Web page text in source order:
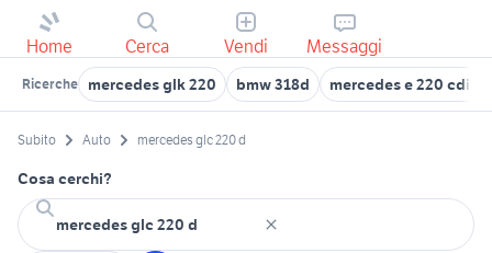
Home Cerca Vendi Messaggi
Ricerche mercedes glk 220 bmw 318d mercedes e 220 cdi
Subito Auto mercedes glc 220 d
Cosa cerchi?